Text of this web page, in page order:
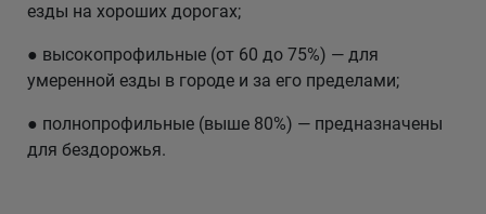
езды на хороших дорогах;
● высокопрофильные (от 60 до 75%) — для
умеренной езды в городе и за его пределами;
● полнопрофильные (выше 80%) — предназначены
для бездорожья.